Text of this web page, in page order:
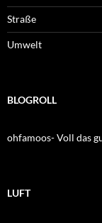
Straße
Umwelt
BLOGROLL
ohfamoos- Voll das
LUFT